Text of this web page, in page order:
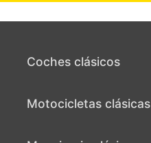
Coches clásicos
Motocicletas clásicas